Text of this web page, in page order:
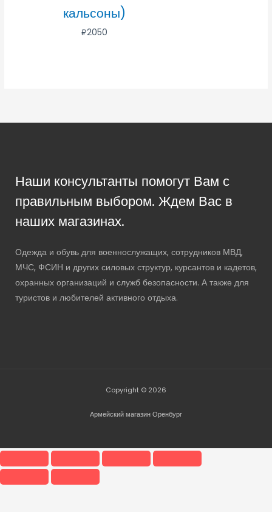
кальсоны)
₽2050
Наши консультанты помогут Вам с
правильным выбором. Ждем Вас в
наших магазинах.
Одежда и обувь для военнослужащих, сотрудников МВД,
МЧС, ФСИН и других силовых структур, курсантов и кадетов,
охранных организаций и служб безопасности. А также для
туристов и любителей активного отдыха.
Copyright © 2026
Армейский магазин Оренбург